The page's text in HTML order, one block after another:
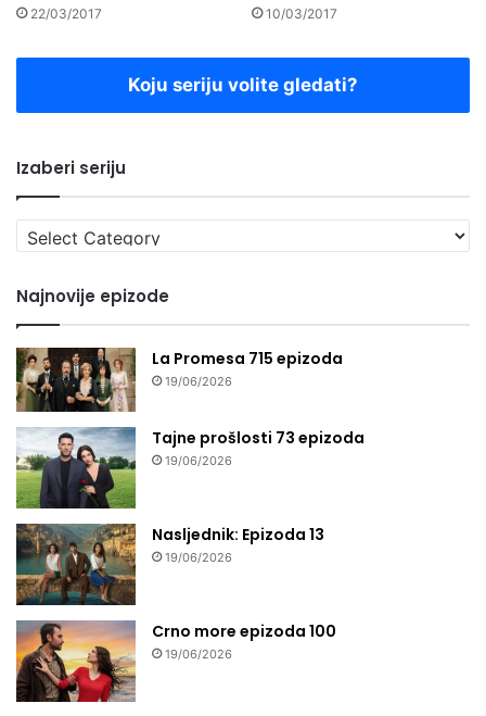
22/03/2017 10/03/2017
Koju seriju volite gledati?
Izaberi seriju
Izaberi
seriju
Najnovije epizode
La Promesa 715 epizoda
19/06/2026
Tajne prošlosti 73 epizoda
19/06/2026
Nasljednik: Epizoda 13
19/06/2026
Crno more epizoda 100
19/06/2026